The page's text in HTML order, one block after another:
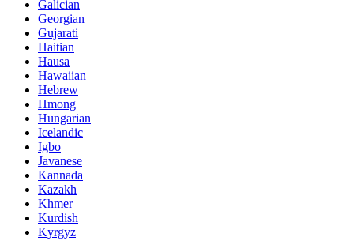
Galician
Georgian
Gujarati
Haitian
Hausa
Hawaiian
Hebrew
Hmong
Hungarian
Icelandic
Igbo
Javanese
Kannada
Kazakh
Khmer
Kurdish
Kyrgyz